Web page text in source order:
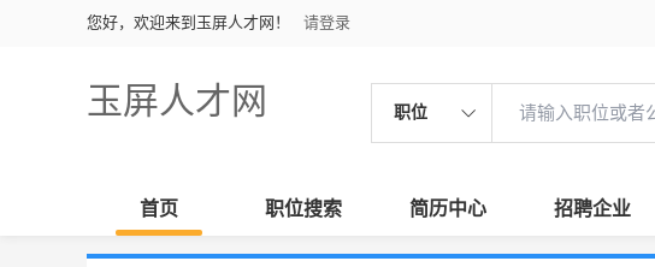
您好，欢迎来到玉屏人才网！ 请登录
玉屏人才网 职位
首页 职位搜索 简历中心 招聘企业